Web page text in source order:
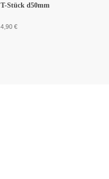
T-Stück d50mm
4,90 €